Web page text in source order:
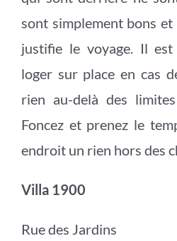
sont simplement bons et
justifie le voyage. Il
loger sur place en cas
rien au-delà des limites
Foncez et prenez le
endroit un rien hors des
Villa 1900
Rue des Jardins